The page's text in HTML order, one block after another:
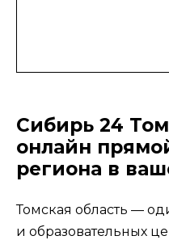
Сибирь 24
онлайн
региона в
Томская область —
и образовательных